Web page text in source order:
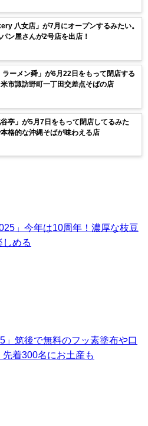
八女店」が7月にオープンするみたい。
ン屋さんが2号店を出店！
ラーメン舜」が6月22日をもって閉店する
市諏訪野町一丁田交差点そばの店
谷亭」が5月7日をもって閉店してるみた
格的な沖縄そばが味わえる店
」今年は10周年！濃厚な枝豆
しめる
」筑後で無料のフッ素塗布や口
着300名にお土産も